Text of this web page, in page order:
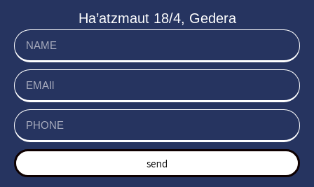
Ha’atzmaut 18/4, Gedera
send